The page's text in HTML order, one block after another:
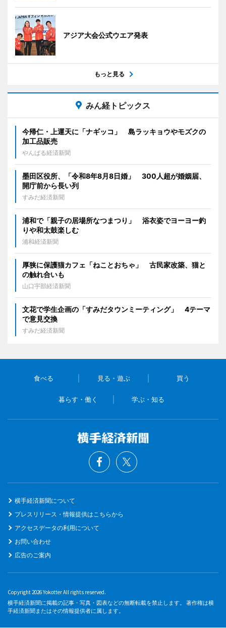
アジア大会公式ウエア発表
もっと見る
みん経トピックス
今帰仁・上運天に「ナギッコ」 島ラッキョウやモズクの
加工品販売
やんばる経済新聞
墨田区役所、「令和8年8月8日婚」 300人超が婚姻届、
開庁前から長い列
すみだ経済新聞
浦和で「親子の居場所なつまつり」 浴衣姿でヨーヨー釣
りや和太鼓楽しむ
浦和経済新聞
厚狭に保護猫カフェ「ねことおちゃ」 古民家改築、猫と
の触れ合いも
山口宇部経済新聞
文花で学生企画の「すみだタウンミーティング」 4テーマ
で意見交換
すみだ経済新聞
食べる 見る・遊ぶ 買う
暮らす・働く 学ぶ・知る
横手経済新聞について
プレスリリース・情報提供はこちらから
アクセスデータの利用について
お問い合わせ
広告のご案内
Copyright 2026 Yokotter All rights reserved.
横手経済新聞に掲載の記事・写真・図表などの無断転載を禁止します。 著作権は横
手経済新聞またはその情報提供者に属します。